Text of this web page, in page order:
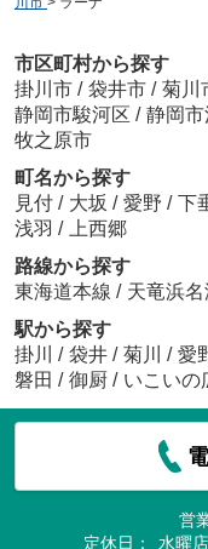
市区町村から探す
掛川市 / 袋井市 / 菊川
静岡市駿河区 / 静岡市
牧之原市
町名から探す
見付 / 大坂 / 愛野 / 下
浅羽 / 上西郷
路線から探す
東海道本線 / 天竜浜
駅から探す
掛川 / 袋井 / 菊川 / 愛
磐田 / 御厨 / いこいの
営
定休日：
水曜